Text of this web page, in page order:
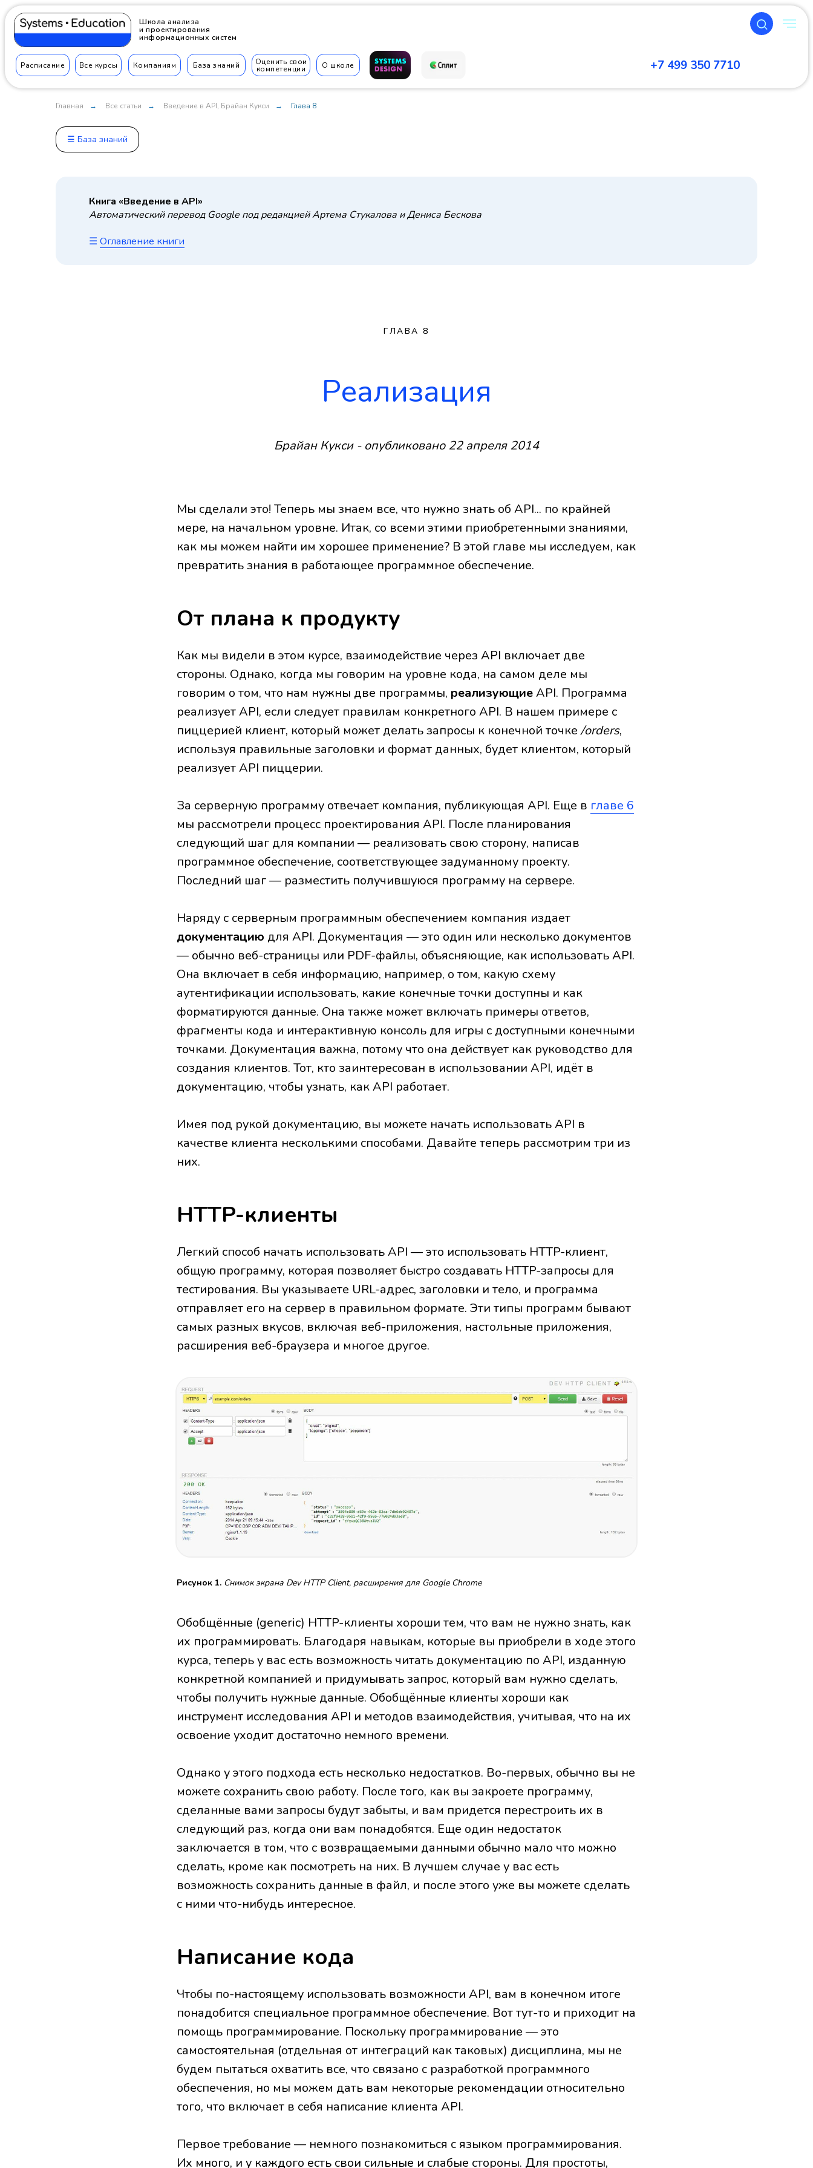
Школа анализа
и проектирования
информационных систем
+7 499 350 7710
Расписание Все курсы Компаниям Оценить свои
компетенции
База знаний О школе
Главная → Все статьи → Введение в API, Брайан Кукси → Глава 8
☰ База знаний
Книга «Введение в API»
Автоматический перевод Google под редакцией Артема Стукалова и Дениса Бескова
☰ Оглавление книги
ГЛАВА 8
Реализация
Брайан Кукси - опубликовано 22 апреля 2014
Мы сделали это! Теперь мы знаем все, что нужно знать об API... по крайней
мере, на начальном уровне. Итак, со всеми этими приобретенными знаниями,
как мы можем найти им хорошее применение? В этой главе мы исследуем, как
превратить знания в работающее программное обеспечение.
От плана к продукту
Как мы видели в этом курсе, взаимодействие через API включает две
стороны. Однако, когда мы говорим на уровне кода, на самом деле мы
говорим о том, что нам нужны две программы, реализующиеAPI. Программа
реализует API, если следует правилам конкретного API. В нашем примере с
пиццерией клиент, который может делать запросы к конечной точке/orders,
используя правильные заголовки и формат данных, будет клиентом, который
реализует API пиццерии.
За серверную программу отвечает компания, публикующая API. Еще в главе 6
мы рассмотрели процесс проектирования API. После планирования
следующий шаг для компании — реализовать свою сторону, написав
программное обеспечение, соответствующее задуманному проекту.
Последний шаг — разместить получившуюся программу на сервере.
Наряду с серверным программным обеспечением компания издает
документацию для API. Документация — это один или несколько документов
— обычно веб-страницы или PDF-файлы, объясняющие, как использовать API.
Она включает в себя информацию, например, о том, какую схему
аутентификации использовать, какие конечные точки доступны и как
форматируются данные. Она также может включать примеры ответов,
фрагменты кода и интерактивную консоль для игры с доступными конечными
точками. Документация важна, потому что она действует как руководство для
создания клиентов. Тот, кто заинтересован в использовании API, идёт в
документацию, чтобы узнать, как API работает.
Имея под рукой документацию, вы можете начать использовать API в
качестве клиента несколькими способами. Давайте теперь рассмотрим три из
них.
HTTP-клиенты
Легкий способ начать использовать API — это использовать HTTP-клиент,
общую программу, которая позволяет быстро создавать HTTP-запросы для
тестирования. Вы указываете URL-адрес, заголовки и тело, и программа
отправляет его на сервер в правильном формате. Эти типы программ бывают
самых разных вкусов, включая веб-приложения, настольные приложения,
расширения веб-браузера и многое другое.
Рисунок 1. Снимок экрана Dev HTTP Client, расширения для Google Chrome
Обобщённые (generic) HTTP-клиенты хороши тем, что вам не нужно знать, как
их программировать. Благодаря навыкам, которые вы приобрели в ходе этого
курса, теперь у вас есть возможность читать документацию по API, изданную
конкретной компанией и придумывать запрос, который вам нужно сделать,
чтобы получить нужные данные. Обобщённые клиенты хороши как
инструмент исследования API и методов взаимодействия, учитывая, что на их
освоение уходит достаточно немного времени.
Однако у этого подхода есть несколько недостатков. Во-первых, обычно вы не
можете сохранить свою работу. После того, как вы закроете программу,
сделанные вами запросы будут забыты, и вам придется перестроить их в
следующий раз, когда они вам понадобятся. Еще один недостаток
заключается в том, что с возвращаемыми данными обычно мало что можно
сделать, кроме как посмотреть на них. В лучшем случае у вас есть
возможность сохранить данные в файл, и после этого уже вы можете сделать
с ними что-нибудь интересное.
Написание кода
Чтобы по-настоящему использовать возможности API, вам в конечном итоге
понадобится специальное программное обеспечение. Вот тут-то и приходит на
помощь программирование. Поскольку программирование — это
самостоятельная (отдельная от интеграций как таковых) дисциплина, мы не
будем пытаться охватить все, что связано с разработкой программного
обеспечения, но мы можем дать вам некоторые рекомендации относительно
того, что включает в себя написание клиента API.
Первое требование — немного познакомиться с языком программирования.
Их много, и у каждого есть свои сильные и слабые стороны. Для простоты,